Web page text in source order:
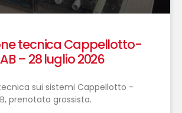
tecnica Cappellotto-
– 28 luglio 2026
sui sistemi Cappellotto -
prenotata grossista.